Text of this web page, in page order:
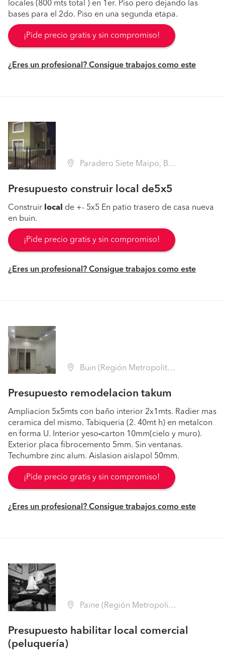
locales (800 mts total ) en 1er. Piso pero dejando las
bases para el 2do. Piso en una segunda etapa.
¡Pide precio gratis y sin compromiso!
¿Eres un profesional? Consigue trabajos como este
Paradero Siete Maipo, Buin (Región Metropolitana - Maipo)
Presupuesto construir local de5x5
Construir local
de +- 5x5 En patio trasero de casa nueva
en buin.
¡Pide precio gratis y sin compromiso!
¿Eres un profesional? Consigue trabajos como este
Buin (Región Metropolitana - Maipo)
Presupuesto remodelacion takum
Ampliacion 5x5mts con baño interior 2x1mts. Radier mas
ceramica del mismo. Tabiqueria (2. 40mt h) en metalcon
en forma U. Interior yeso-carton 10mm(cielo y muro).
Exterior placa fibrocemento 5mm. Sin ventanas.
Techumbre zinc alum. Aislasion aislapol 50mm.
¡Pide precio gratis y sin compromiso!
¿Eres un profesional? Consigue trabajos como este
Paine (Región Metropolitana - Maipo)
Presupuesto habilitar local comercial
(peluquería)